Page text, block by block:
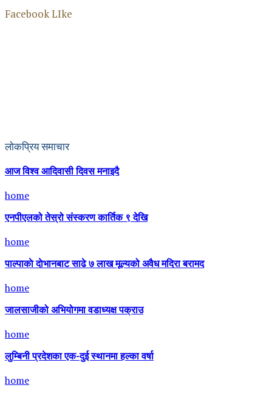
Facebook LIke
लोकप्रिय समाचार
आज विश्व आदिवासी दिवस मनाइदै
home
एनपीएलको तेस्रो संस्करण कार्तिक ९ देखि
home
पाल्पाकाे दाेभानबाट साढे ७ लाख मूल्यको अवैध मदिरा बरामद
home
जालसाजीको अभियोगमा वडाध्यक्ष पक्राउ
home
लुम्बिनी प्रदेशका एक-दुई स्थानमा हल्का वर्षा
home